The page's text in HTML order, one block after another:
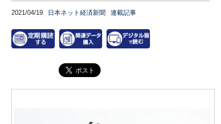
2021/04/19 日本ネット経済新聞 連載記事